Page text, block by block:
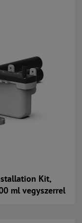
Kit,
ml vegyszerrel